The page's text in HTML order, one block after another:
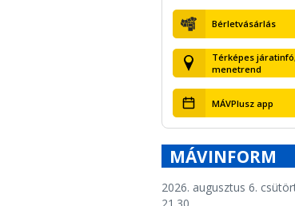
Bérletvásárlás
Térképes
menetrend
MÁVPlusz app
MÁVINFORM
2026. augusztus 6.